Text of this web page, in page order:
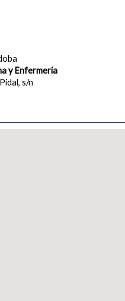
y Enfermería
s/n